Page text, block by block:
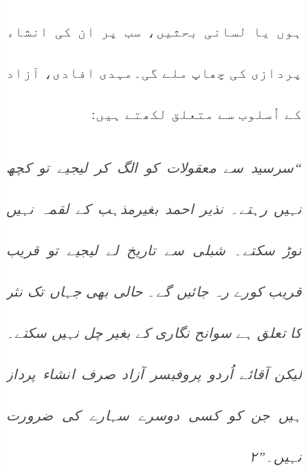
ہوں یا لسانی بحثیں، سب پر ان کی انشاء
پردازی کی چھاپ ملے گی۔مہدی افادی، آزاد
کے اُسلوب سے متعلق لکھتے ہیں:
“سرسید سے معقولات کو الگ کر لیجیے تو کچھ
نہیں رہتے۔ نذیر احمد بغیرمذہب کے لقمہ نہیں
توڑ سکتے۔ شبلی سے تاریخ لے لیجیے تو قریب
قریب کورے رہ جائیں گے۔ حالی بھی جہاں تک نثر
کا تعلق ہے سوانح نگاری کے بغیر چل نہیں سکتے۔
لیکن آقائے اُردو پروفیسر آزاد صرف انشاء پرداز
ہیں جن کو کسی دوسرے سہارے کی ضرورت
نہیں۔”۲